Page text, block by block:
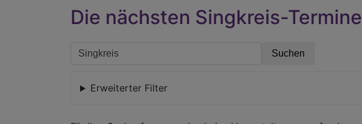
Die nächsten Singkreis-Termine
Erweiterter Filter